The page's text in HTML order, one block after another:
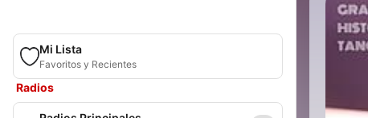
Mi Lista
Favoritos y Recientes
Radios